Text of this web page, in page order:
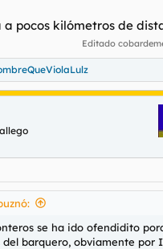
pocos kilómetros de
Editado
se ha ido ofendidito
del barquero, obviamente por